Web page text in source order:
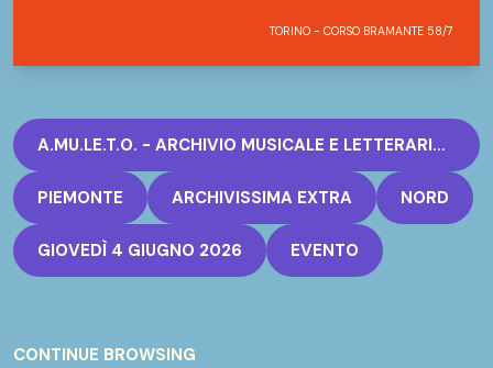
TORINO - CORSO BRAMANTE 58/7
A.MU.LE.T.O. - ARCHIVIO MUSICALE E LETTERARIO SUL TEATRO D'OPERA
PIEMONTE ARCHIVISSIMA EXTRA NORD
GIOVEDÌ 4 GIUGNO 2026 EVENTO
CONTINUE BROWSING